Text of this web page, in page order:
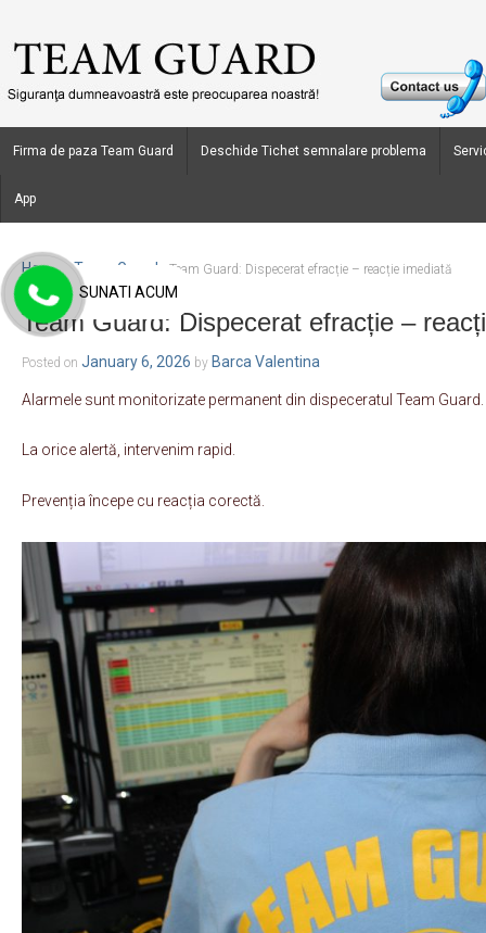
Firma de paza Team Guard Deschide Tichet semnalare problema
App
Home Team Guard Team Guard: Dispecerat efracție – reacție imediată
Team Guard: Dispecerat efracție –
Posted on January 6, 2026 by Barca Valentina
Alarmele sunt monitorizate permanent din dispeceratul Team Guard.
La orice alertă, intervenim rapid.
Prevenția începe cu reacția corectă.
SUNATI ACUM